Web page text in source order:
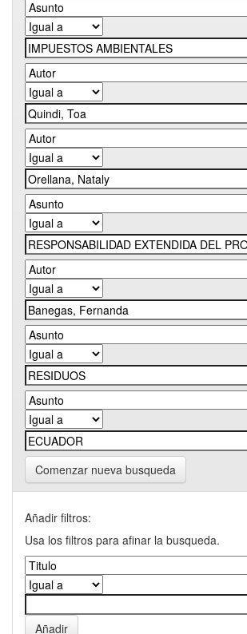
Comenzar nueva busqueda
Añadir filtros:
Usa los filtros para afinar la busqueda.